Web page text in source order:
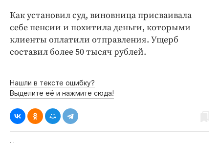
Как установил суд, виновница присваивала
себе пенсии и похитила деньги, которыми
клиенты оплатили отправления. Ущерб
составил более 50 тысяч рублей.
Нашли в тексте ошибку?
Выделите её и нажмите сюда!